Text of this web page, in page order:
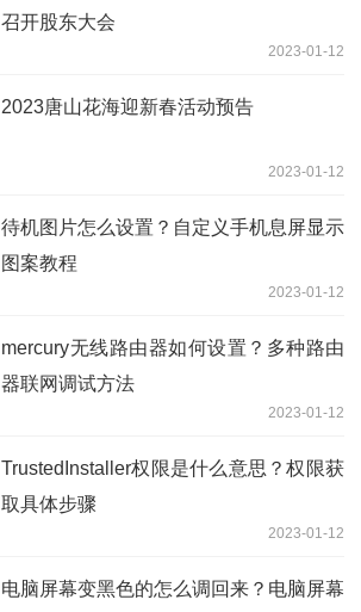
召开股东大会
2023-01-12
2023唐山花海迎新春活动预告
2023-01-12
待机图片怎么设置？自定义手机息屏显示
图案教程
2023-01-12
mercury无线路由器如何设置？多种路由
器联网调试方法
2023-01-12
TrustedInstaller权限是什么意思？权限获
取具体步骤
2023-01-12
电脑屏幕变黑色的怎么调回来？电脑屏幕